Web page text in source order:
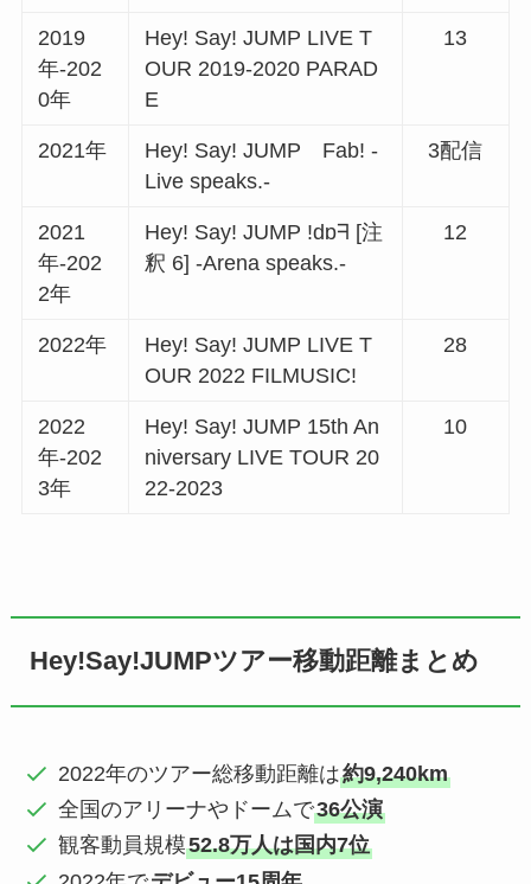
2019
年-202
0年
Hey! Say! JUMP LIVE T
OUR 2019-2020 PARAD
E
13
2021年
Hey! Say! JUMP Fab! -
Live speaks.-
3配信
2021
年-202
2年
Hey! Say! JUMP !dɒᖷ [注
釈 6] -Arena speaks.-
12
2022年
Hey! Say! JUMP LIVE T
OUR 2022 FILMUSIC!
28
2022
年-202
3年
Hey! Say! JUMP 15th An
niversary LIVE TOUR 20
22-2023
10
Hey!Say!JUMPツアー移動距離まとめ
2022年のツアー総移動距離は約9,240km
全国のアリーナやドームで36公演
観客動員規模52.8万人は国内7位